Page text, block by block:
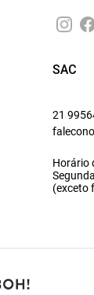
SAC
21
Horário
(exceto